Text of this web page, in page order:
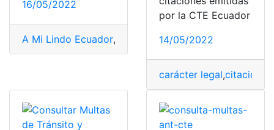
16/05/2022
A Mi Lindo Ecuador, adopción ecuador,Armada del
por la CTE Ecuador
14/05/2022
carácter legal,citaciones